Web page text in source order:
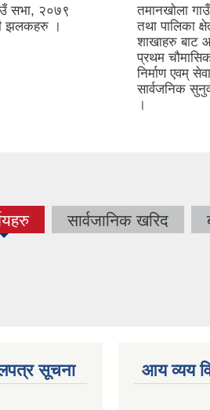
सभा, २०७९
झलकहरु ।
तमानखोला
तथा पालिका
शाखाहरु
प्रथम
निर्माण एवम्
सार्वजनिक
।
सार्वजानिक खरिद
सूचना आय व्यय